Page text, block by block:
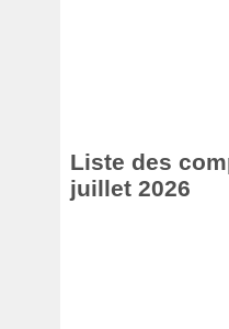
Liste des
juillet 2026